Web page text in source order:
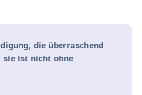
die überraschend
sie ist nicht ohne